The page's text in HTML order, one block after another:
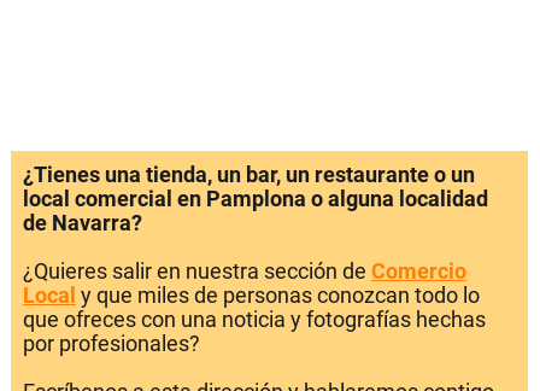
¿Tienes una tienda, un bar, un restaurante o un
local comercial en Pamplona o alguna localidad
de Navarra?
¿Quieres salir en nuestra sección de Comercio
Local y que miles de personas conozcan todo lo
que ofreces con una noticia y fotografías hechas
por profesionales?